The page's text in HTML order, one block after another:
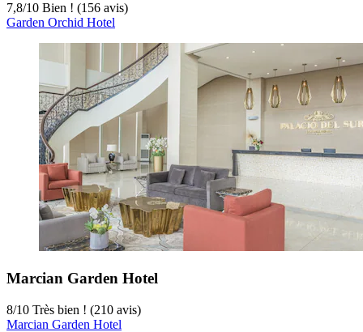
7,8/10 Bien ! (156 avis)
Garden Orchid Hotel
Marcian Garden Hotel
8/10 Très bien ! (210 avis)
Marcian Garden Hotel